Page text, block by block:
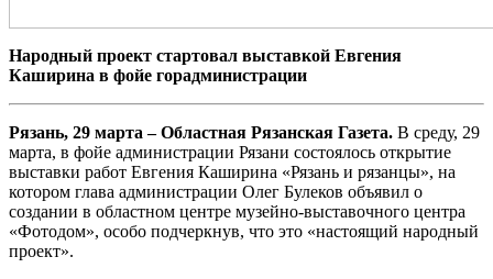
Народный проект стартовал выставкой Евгения
Каширина в фойе горадминистрации
Рязань, 29 марта – Областная Рязанская Газета. В среду, 29
марта, в фойе администрации Рязани состоялось открытие
выставки работ Евгения Каширина «Рязань и рязанцы», на
котором глава администрации Олег Булеков объявил о
создании в областном центре музейно-выставочного центра
«Фотодом», особо подчеркнув, что это «настоящий народный
проект».